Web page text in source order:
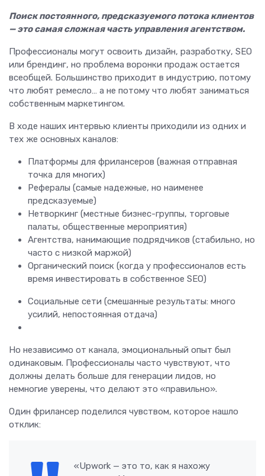
Поиск постоянного, предсказуемого потока клиентов
— это самая сложная часть управления агентством.
Профессионалы могут освоить дизайн, разработку, SEO
или брендинг, но проблема воронки продаж остается
всеобщей. Большинство приходит в индустрию, потому
что любят ремесло… а не потому что любят заниматься
собственным маркетингом.
В ходе наших интервью клиенты приходили из одних и
тех же основных каналов:
Платформы для фрилансеров (важная отправная
точка для многих)
Рефералы (самые надежные, но наименее
предсказуемые)
Нетворкинг (местные бизнес-группы, торговые
палаты, общественные мероприятия)
Агентства, нанимающие подрядчиков (стабильно, но
часто с низкой маржой)
Органический поиск (когда у профессионалов есть
время инвестировать в собственное SEO)
Социальные сети (смешанные результаты: много
усилий, непостоянная отдача)
Но независимо от канала, эмоциональный опыт был
одинаковым. Профессионалы часто чувствуют, что
должны делать больше для генерации лидов, но
немногие уверены, что делают это «правильно».
Один фрилансер поделился чувством, которое нашло
отклик:
«Upwork — это то, как я нахожу